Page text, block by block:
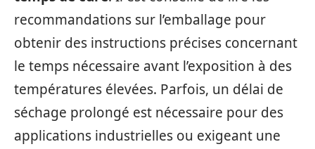
recommandations sur l’emballage pour
obtenir des instructions précises concernant
le temps nécessaire avant l’exposition à des
températures élevées. Parfois, un délai de
séchage prolongé est nécessaire pour des
applications industrielles ou exigeant une